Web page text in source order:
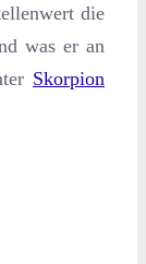
die
was er an
Skorpion